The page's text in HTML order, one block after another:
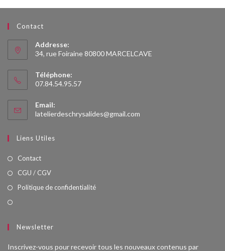
Contact
Addresse:
34, rue Foiraine 80800 MARCELCAVE
Téléphone:
07.84.54.95.57
Email:
latelierdeschrysalides@gmail.com
Liens Utiles
Contact
CGU / CGV
Politique de confidentialité
Newsletter
Inscrivez-vous pour recevoir tous les nouveaux contenus par